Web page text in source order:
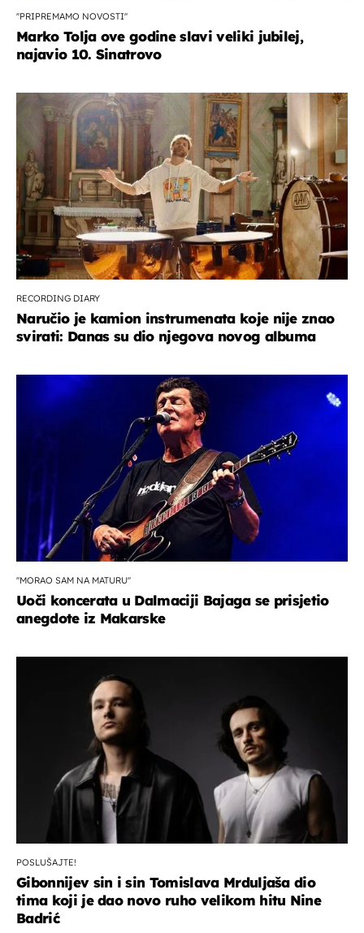
''PRIPREMAMO NOVOSTI''
Marko Tolja ove godine slavi veliki jubilej,
najavio 10. Sinatrovo
RECORDING DIARY
Naručio je kamion instrumenata koje nije znao
svirati: Danas su dio njegova novog albuma
''MORAO SAM NA MATURU''
Uoči koncerata u Dalmaciji Bajaga se prisjetio
anegdote iz Makarske
POSLUŠAJTE!
Gibonnijev sin i sin Tomislava Mrduljaša dio
tima koji je dao novo ruho velikom hitu Nine
Badrić